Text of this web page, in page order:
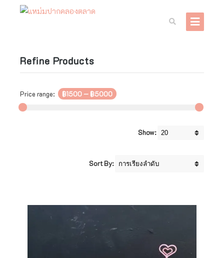
Refine Products
Price range: ฿1500— ฿5000
Show:
Sort By: